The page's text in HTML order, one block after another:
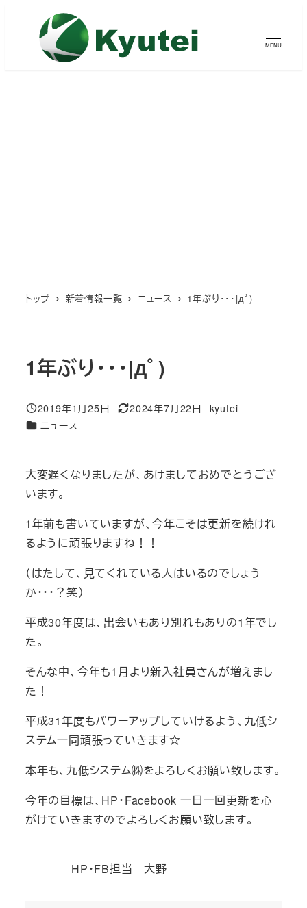
MENU
トップ 新着情報一覧 ニュース 1年ぶり・・・|дﾟ)
1年ぶり・・・|дﾟ)
投稿日
2019年1月25日
更新日
2024年7月22日
著
kyutei
カテゴリー
ニュース
大変遅くなりましたが、あけましておめでとうござ
います。
1年前も書いていますが、今年こそは更新を続けれ
るように頑張りますね！！
（はたして、見てくれている人はいるのでしょう
か・・・？笑）
平成30年度は、出会いもあり別れもありの1年でし
た。
そんな中、今年も1月より新入社員さんが増えまし
た！
平成31年度もパワーアップしていけるよう、九低シ
ステム一同頑張っていきます☆
本年も、九低システム㈱をよろしくお願い致します。
今年の目標は、HP・Facebook 一日一回更新を心
がけていきますのでよろしくお願い致します。
HP・FB担当 大野